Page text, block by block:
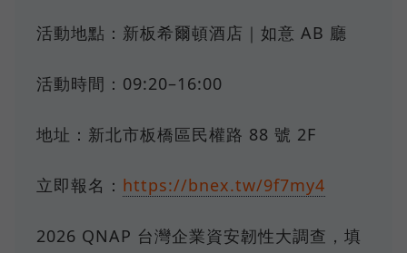
活動地點：新板希爾頓酒店｜如意 AB 廳
活動時間：09:20–16:00
地址：新北市板橋區民權路 88 號 2F
立即報名： https://bnex.tw/9f7my4
2026 QNAP 台灣企業資安韌性大調查，填